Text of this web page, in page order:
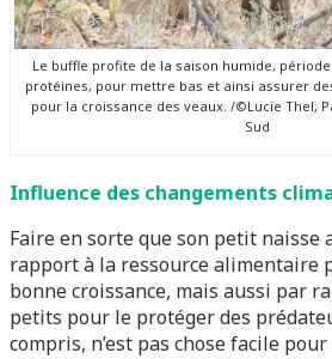
Le buffle profite de la saison humide,
protéines, pour mettre bas et ainsi assurer
pour la croissance des veaux. /©Lucie Thel,
Sud
Influence des changements
Faire en sorte que son petit naisse
rapport à la ressource alimentaire
bonne croissance, mais aussi par
petits pour le protéger des
compris, n’est pas chose facile